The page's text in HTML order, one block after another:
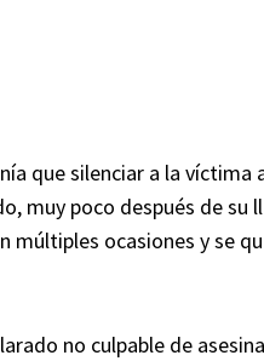
que silenciar a la
muy poco después de su
múltiples ocasiones y se
no culpable de